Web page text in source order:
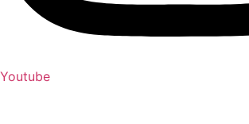
Youtube